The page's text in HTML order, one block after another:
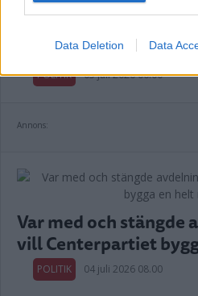
Data Deletion Data
Överum
POLITIK 05 juli 2026 06.00
Annons:
Var med och stängde
vill Centerpartiet
POLITIK 04 juli 2026 08.00